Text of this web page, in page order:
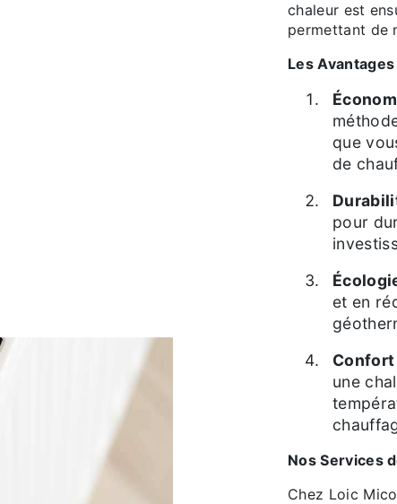
chaleur est
permettant de
Les
que
de
pour
et en
une
Nos Services
Chez Loic